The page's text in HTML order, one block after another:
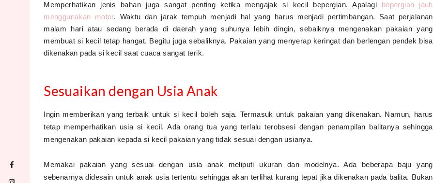
Memperhatikan jenis bahan juga sangat penting ketika mengajak si kecil bepergian. Apalagi bepergian jauh
menggunakan motor. Waktu dan jarak tempuh menjadi hal yang harus menjadi pertimbangan. Saat perjalanan
malam hari atau sedang berada di daerah yang suhunya lebih dingin, sebaiknya mengenakan pakaian yang
membuat si kecil tetap hangat. Begitu juga sebaliknya. Pakaian yang menyerap keringat dan berlengan pendek bisa
dikenakan pada si kecil saat cuaca sangat terik.
Sesuaikan dengan Usia Anak
Ingin memberikan yang terbaik untuk si kecil boleh saja. Termasuk untuk pakaian yang dikenakan. Namun, harus
tetap memperhatikan usia si kecil. Ada orang tua yang terlalu terobsesi dengan penampilan balitanya sehingga
mengenakan pakaian kepada si kecil pakaian yang tidak sesuai dengan usianya.
Memakai pakaian yang sesuai dengan usia anak meliputi ukuran dan modelnya. Ada beberapa baju yang
sebenarnya didesain untuk anak usia tertentu sehingga akan terlihat kurang tepat jika dikenakan pada balita. Bukan